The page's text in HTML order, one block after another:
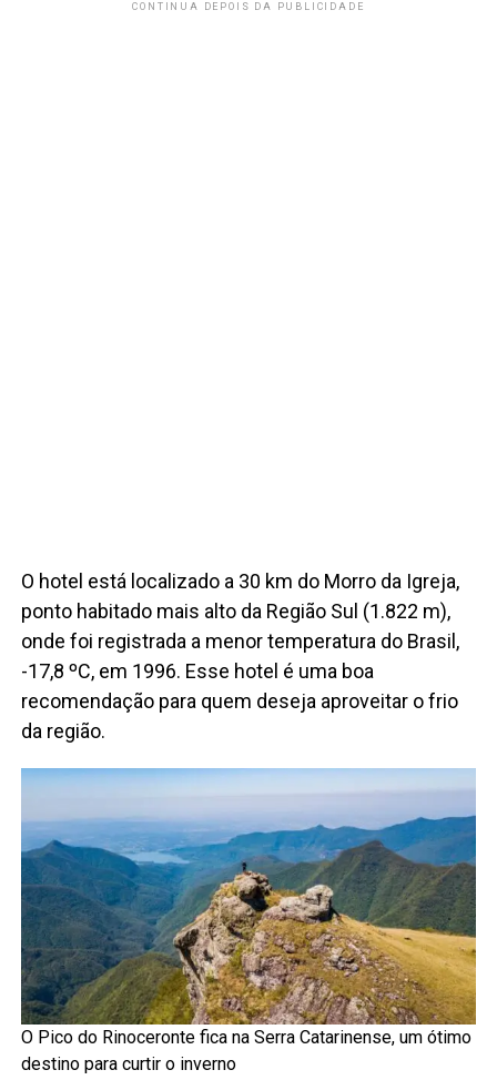
CONTINUA DEPOIS DA PUBLICIDADE
O hotel está localizado a 30 km do Morro da Igreja,
ponto habitado mais alto da Região Sul (1.822 m),
onde foi registrada a menor temperatura do Brasil,
-17,8 ºC, em 1996. Esse hotel é uma boa
recomendação para quem deseja aproveitar o frio
da região.
O Pico do Rinoceronte fica na Serra Catarinense, um ótimo
destino para curtir o inverno